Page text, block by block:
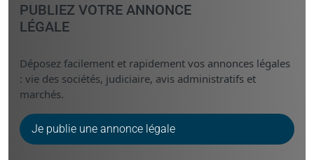
PUBLIEZ VOTRE ANNONCE
LÉGALE
Déposez facilement et rapidement vos annonces légales
: vie des sociétés, judiciaire, avis administratifs et
marchés.
Je publie une annonce légale